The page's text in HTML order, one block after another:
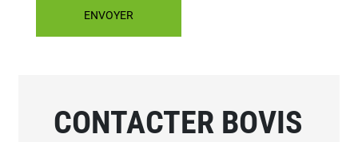
CONTACTER BOVIS